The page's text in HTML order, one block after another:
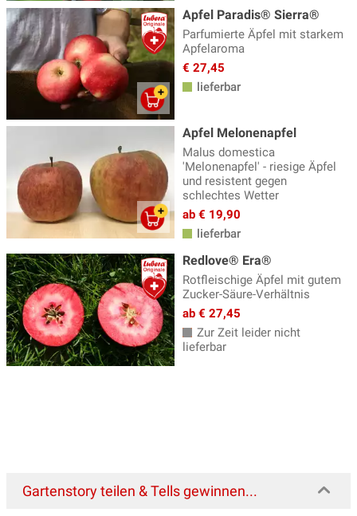
Apfel Paradis® Sierra®
Parfumierte Äpfel mit starkem
Apfelaroma
€ 27,45
lieferbar
Apfel Melonenapfel
Malus domestica
'Melonenapfel' - riesige Äpfel
und resistent gegen
schlechtes Wetter
ab € 19,90
lieferbar
Redlove® Era®
Rotfleischige Äpfel mit gutem
Zucker-Säure-Verhältnis
ab € 27,45
Zur Zeit leider nicht
lieferbar
Gartenstory teilen & Tells gewinnen...